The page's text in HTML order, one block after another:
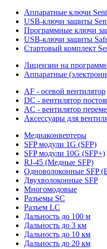
Аппаратные ключи
USB-ключи защиты
Программные ключи
USB-ключи защиты
Стартовый комплект
Лицензии на
Аппаратные
AF - осевой вентилятор
DC - вентилятор
AC - вентилятор
Аксессуары для
Медиаконвертеры
SFP модули 1G (SFP)
SFP модули 10G (SFP+)
RJ-45 (Медные SFP)
Одноволоконные SFP
Двухволоконные SFP
Многомодовые
Разъемы SC
Разъем LC
Дальность до 100 м
Дальность до 3 км
Дальность до 10 км
Дальность до 20 км